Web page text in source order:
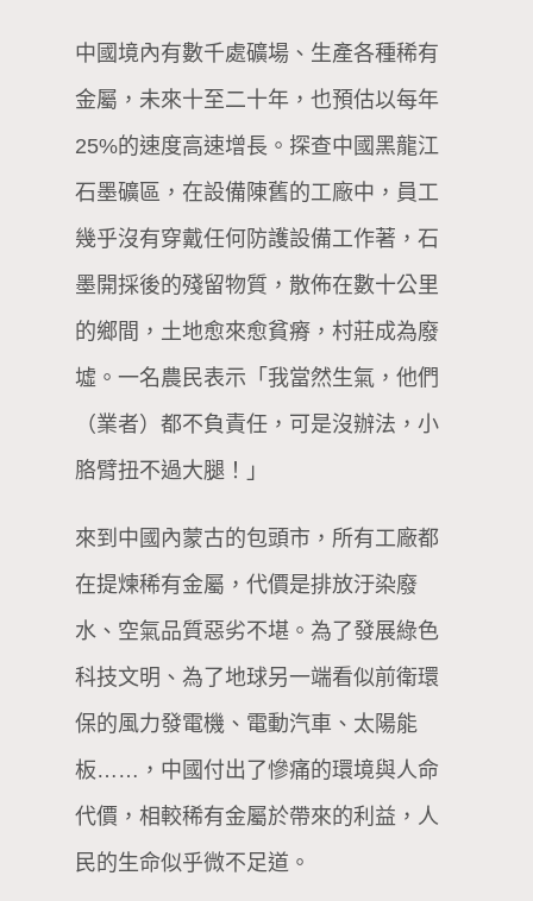
中國境內有數千處礦場、生產各種稀有
金屬，未來十至二十年，也預估以每年
25%的速度高速增長。探查中國黑龍江
石墨礦區，在設備陳舊的工廠中，員工
幾乎沒有穿戴任何防護設備工作著，石
墨開採後的殘留物質，散佈在數十公里
的鄉間，土地愈來愈貧瘠，村莊成為廢
墟。一名農民表示「我當然生氣，他們
（業者）都不負責任，可是沒辦法，小
胳臂扭不過大腿！」
來到中國內蒙古的包頭市，所有工廠都
在提煉稀有金屬，代價是排放汙染廢
水、空氣品質惡劣不堪。為了發展綠色
科技文明、為了地球另一端看似前衛環
保的風力發電機、電動汽車、太陽能
板……，中國付出了慘痛的環境與人命
代價，相較稀有金屬於帶來的利益，人
民的生命似乎微不足道。